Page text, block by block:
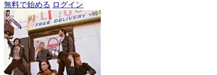
無料で始める ログイン